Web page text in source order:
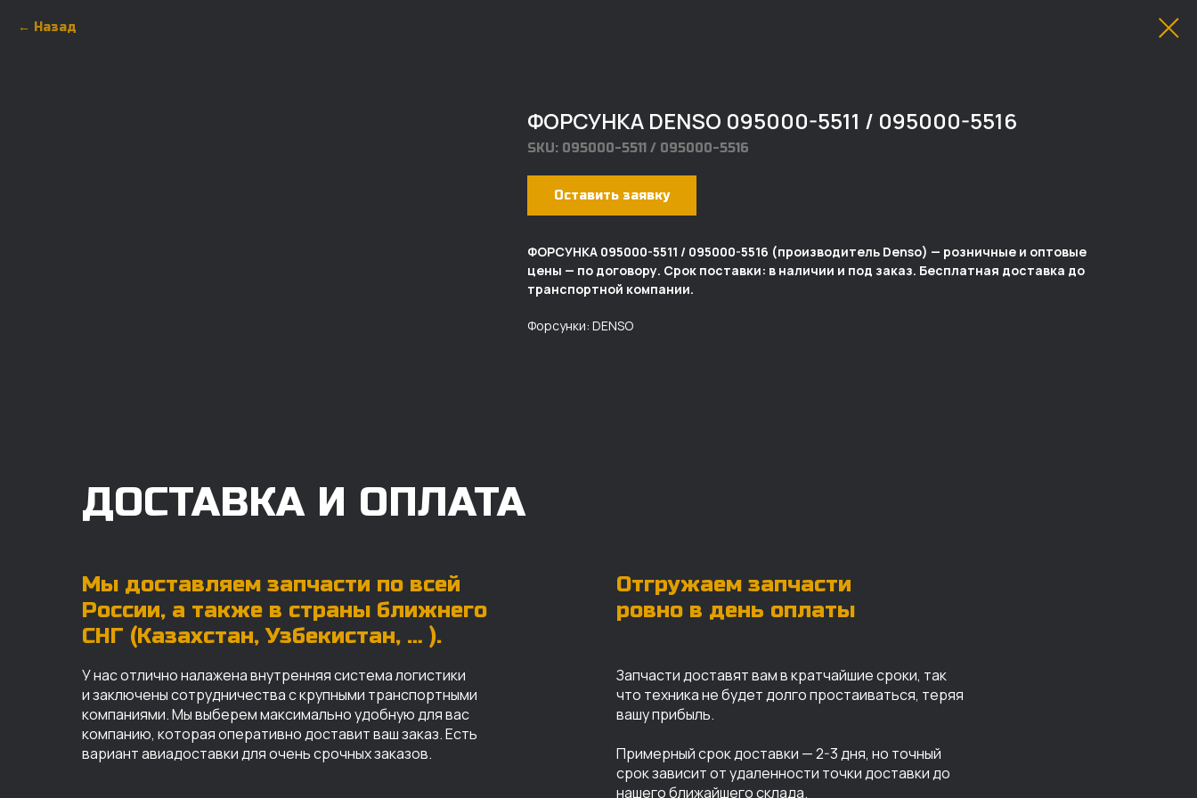
Назад
ФОРСУНКА DENSO 095000-5511 / 095000-5516
SKU: 095000-5511 / 095000-5516
Оставить заявку
ФОРСУНКА 095000-5511 / 095000-5516 (производитель Denso) — розничные и оптовые
цены — по договору. Срок поставки: в наличии и под заказ. Бесплатная доставка до
транспортной компании.
Форсунки: DENSO
ДОСТАВКА И ОПЛАТА
Мы доставляем запчасти по всей
России, а также в страны ближнего
СНГ (Казахстан, Узбекистан, … ).
Отгружаем запчасти
ровно в день оплаты
У нас отлично налажена внутренняя система логистики
и заключены сотрудничества с крупными транспортными
компаниями. Мы выберем максимально удобную для вас
компанию, которая оперативно доставит ваш заказ. Есть
вариант авиадоставки для очень срочных заказов.
Запчасти доставят вам в кратчайшие сроки, так
что техника не будет долго простаиваться, теряя
вашу прибыль.
Примерный срок доставки — 2-3 дня, но точный
срок зависит от удаленности точки доставки до
нашего ближайшего склада.